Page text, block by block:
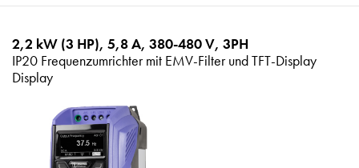
2,2 kW (3 HP), 5,8 A, 380-480 V, 3PH
IP20 Frequenzumrichter mit EMV-Filter und TFT-Display
Display